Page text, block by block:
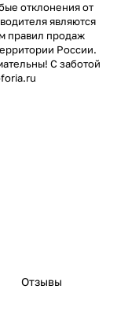
отклонения от
являются
правил продаж
России.
С заботой
Отзывы